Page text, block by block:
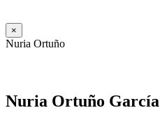
×
Nuria Ortuño
Nuria Ortuño García